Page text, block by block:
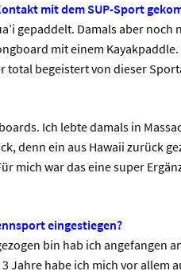
mit dem SUP-Sport
gepaddelt. Damals aber
mit einem
total begeistert von dieser
Ich lebte damals in
denn ein aus Hawaii zurück
mich war das eine super
eingestiegen?
bin hab ich angefangen
Jahre habe ich mich vor allem